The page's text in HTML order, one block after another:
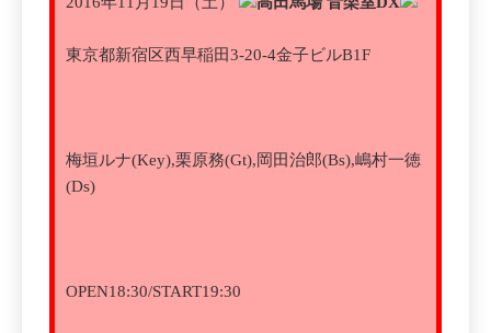
東京都新宿区西早稲田3-20-4金子ビルB1F
梅垣ルナ(Key),栗原務(Gt),岡田治郎(Bs),嶋村一徳
(Ds)
OPEN18:30/START19:30